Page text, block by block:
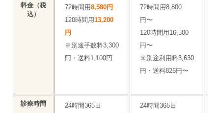
料金（税
込）
72時間用8,580円
120時間用13,200
円
※別途手数料3,300
円・送料1,100円
72時間用8,800
円〜
120時間用16,500
円〜
※別途利用料3,630
円・送料825円〜
診療時間 24時間365日 24時間365日